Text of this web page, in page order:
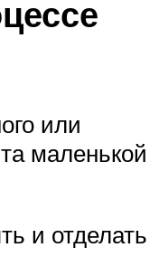
или
маленькой
и отделать